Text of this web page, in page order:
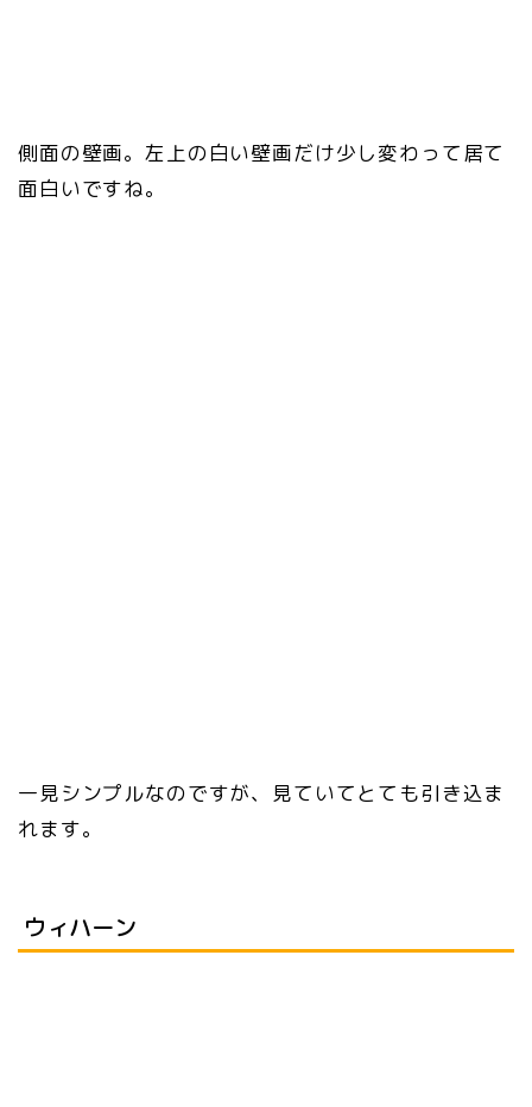
側面の壁画。左上の白い壁画だけ少し変わって居て
面白いですね。
一見シンプルなのですが、見ていてとても引き込ま
れます。
ウィハーン